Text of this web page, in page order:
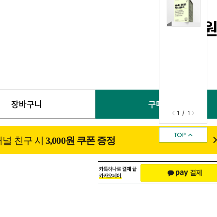
< 1 / 1 >
TOP ↑
0 원
장바구니 구매하기